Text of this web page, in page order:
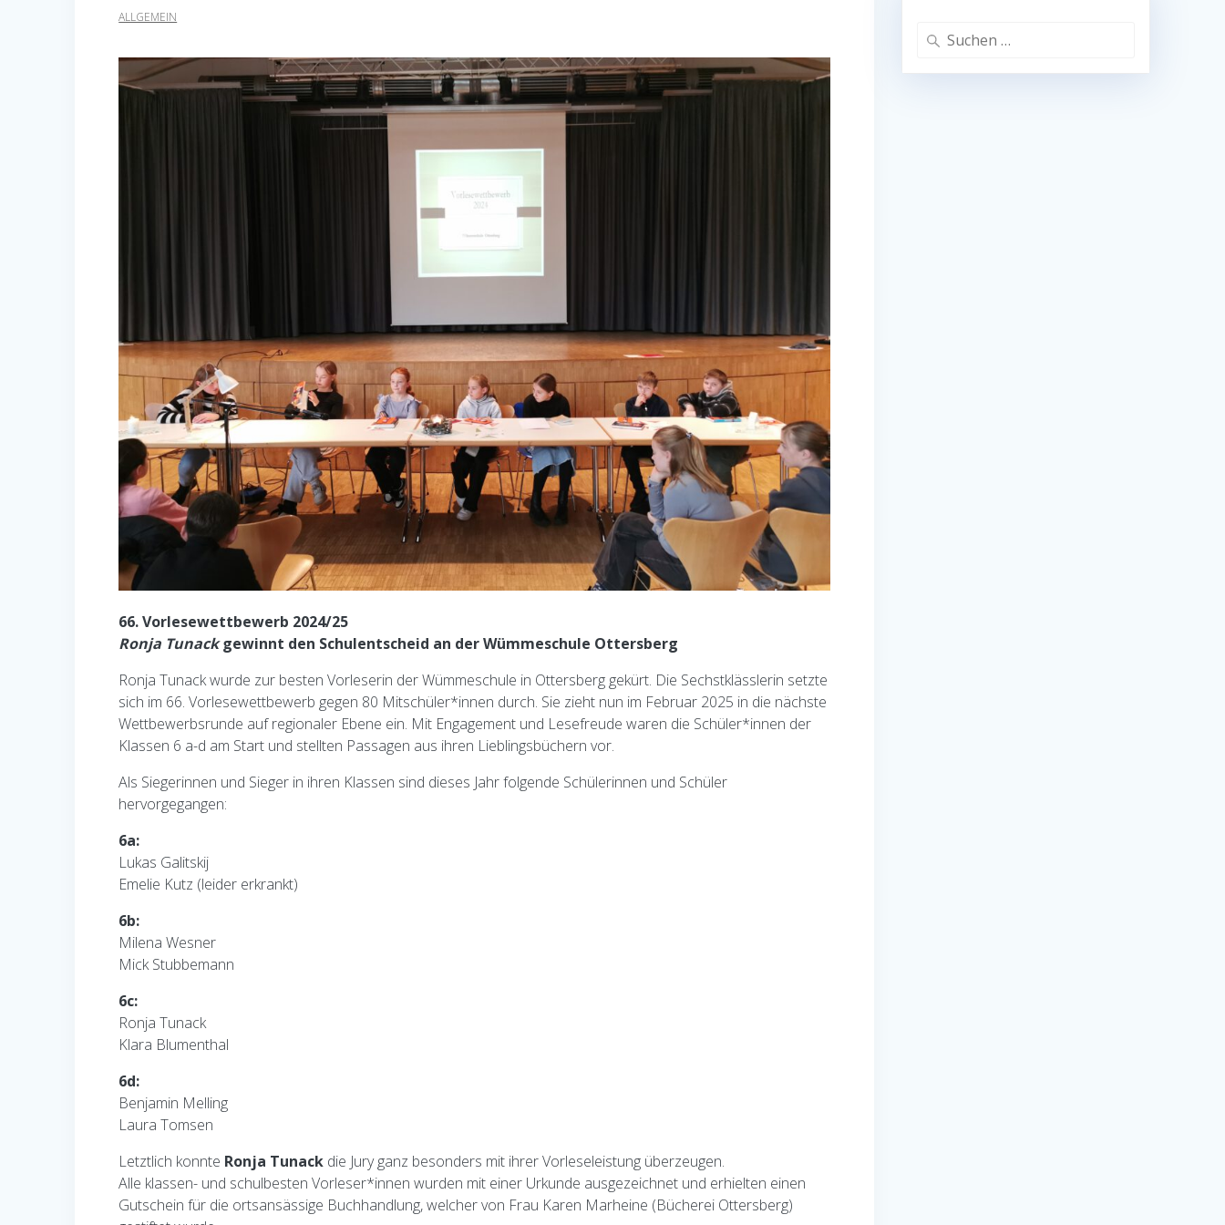
ALLGEMEIN
66. Vorlesewettbewerb 2024/25
Ronja Tunackgewinnt den Schulentscheid an der Wümmeschule Ottersberg
Ronja Tunack wurde zur besten Vorleserin der Wümmeschule in Ottersberg gekürt. Die Sechstklässlerin setzte
sich im 66. Vorlesewettbewerb gegen 80 Mitschüler*innen durch. Sie zieht nun im Februar 2025 in die nächste
Wettbewerbsrunde auf regionaler Ebene ein. Mit Engagement und Lesefreude waren die Schüler*innen der
Klassen 6 a-d am Start und stellten Passagen aus ihren Lieblingsbüchern vor.
Als Siegerinnen und Sieger in ihren Klassen sind dieses Jahr folgende Schülerinnen und Schüler
hervorgegangen:
6a:
Lukas Galitskij
Emelie Kutz (leider erkrankt)
6b:
Milena Wesner
Mick Stubbemann
6c:
Ronja Tunack
Klara Blumenthal
6d:
Benjamin Melling
Laura Tomsen
Letztlich konnte Ronja Tunack die Jury ganz besonders mit ihrer Vorleseleistung überzeugen.
Alle klassen- und schulbesten Vorleser*innen wurden mit einer Urkunde ausgezeichnet und erhielten einen
Gutschein für die ortsansässige Buchhandlung, welcher von Frau Karen Marheine (Bücherei Ottersberg)
Suchen
nach: